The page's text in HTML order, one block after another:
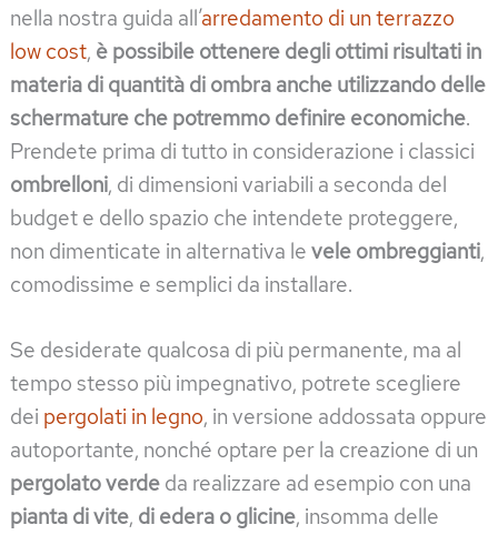
nella nostra guida all’arredamento di un terrazzo
low cost, è possibile ottenere degli ottimi risultati in
materia di quantità di ombra anche utilizzando delle
schermature che potremmo definire economiche.
Prendete prima di tutto in considerazione i classici
ombrelloni, di dimensioni variabili a seconda del
budget e dello spazio che intendete proteggere,
non dimenticate in alternativa le vele ombreggianti,
comodissime e semplici da installare.
Se desiderate qualcosa di più permanente, ma al
tempo stesso più impegnativo, potrete scegliere
dei pergolati in legno, in versione addossata oppure
autoportante, nonché optare per la creazione di un
pergolato verde da realizzare ad esempio con una
pianta di vite, di edera o glicine, insomma delle